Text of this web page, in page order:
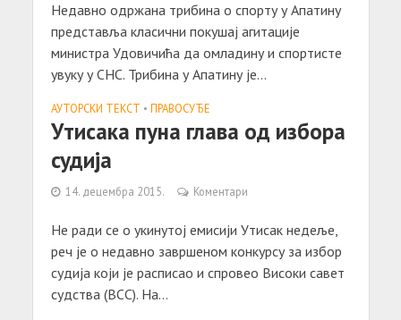
Недавно одржана трибина о спорту у Апатину
представља класични покушај агитације
министра Удовичића да омладину и спортисте
увуку у СНС. Трибина у Апатину је...
АУТОРСКИ ТЕКСТ • ПРАВОСУЂЕ
Утисака пуна глава од избора
судија
14. децембра 2015. Коментари
Не ради се о укинутој емисији Утисак недеље,
реч је о недавно завршеном конкурсу за избор
судија који је расписао и спровео Високи савет
судства (ВСС). На...